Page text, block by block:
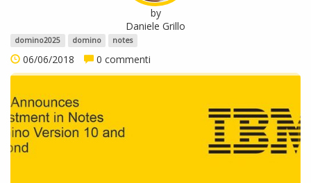
by
Daniele Grillo
domino2025 domino notes
06/06/2018 0 commenti